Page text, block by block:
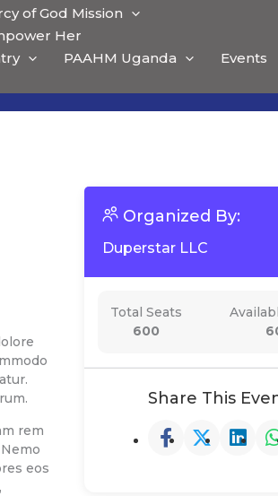
of God Mission
Her
PAAHM Uganda
Events
rem
eos
Organized By:
Duperstar LLC
Total Seats
600
Share This